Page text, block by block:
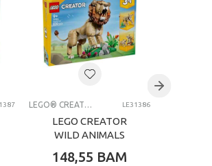
LEGO® CREATOR LE31386
LEGO CREATOR
WILD ANIMALS
148,55 BAM